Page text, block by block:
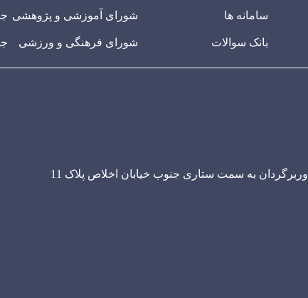
سامانه ها
بانک سوالات
شورای آموزشی و پژوهشی
شورای فرهنگی و ورزشی
به سمت ستاری جنوب خیابان اخلاص پلاک 11